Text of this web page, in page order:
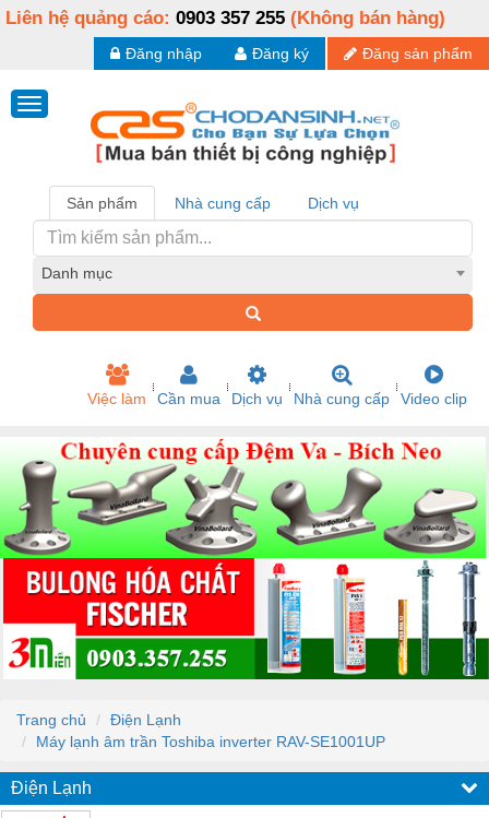
Liên hệ quảng cáo: 0903 357 255 (Không bán hàng)
Đăng sản phẩm
Đăng ký
Đăng nhập
Sản phẩm Nhà cung cấp Dịch vụ
Danh mục
Việc làm Cần mua Dịch vụ Nhà cung cấp Video clip
Trang chủ
Điện Lạnh
Máy lạnh âm trần Toshiba inverter RAV-SE1001UP
Điện Lạnh